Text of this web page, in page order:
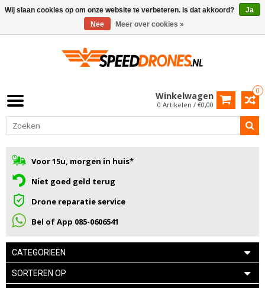
0
Winkelwagen
0 Artikelen / €0,00
Voor 15u, morgen in huis*
Niet goed geld terug
Drone reparatie service
Bel of App 085-0606541
CATEGORIEËN
SORTEREN OP
Wij slaan cookies op om onze website te verbeteren. Is dat akkoord?
Ja
Nee
Meer over cookies »